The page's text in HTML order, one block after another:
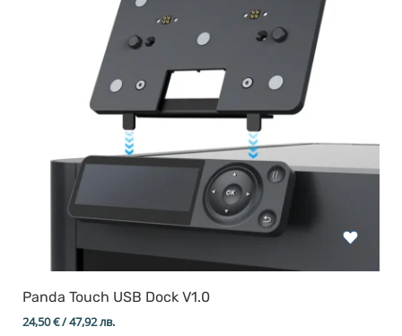
Panda Touch USB Dock V1.0
24,50€/ 47,92 лв.